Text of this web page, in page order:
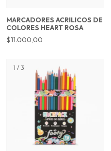
MARCADORES ACRILICOS DE
COLORES HEART ROSA
$11.000,00
1 / 3